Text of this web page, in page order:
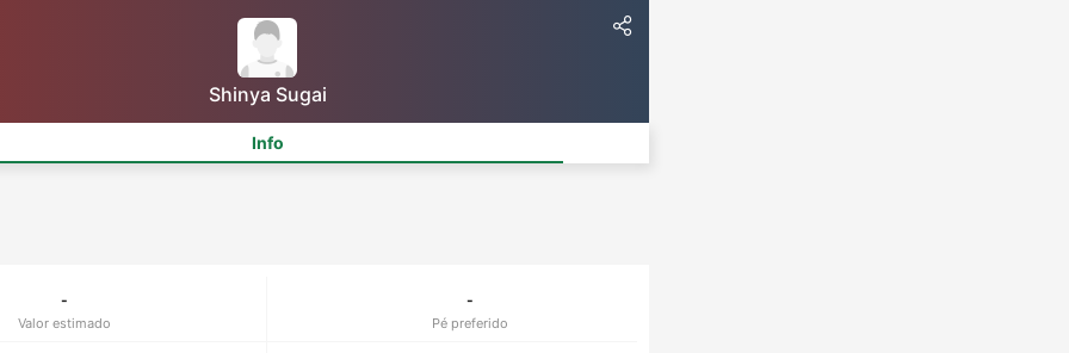
Shinya Sugai
Info
-
Valor estimado
-
Pé preferido